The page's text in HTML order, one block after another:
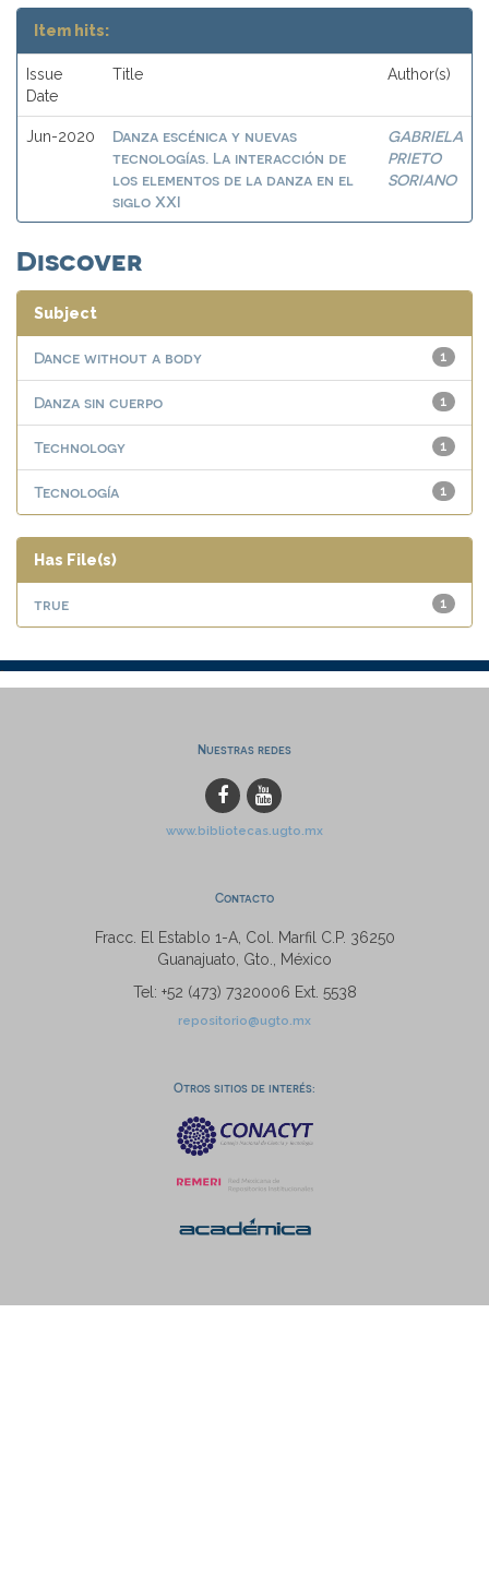
Item hits:
Issue
Date
Title Author(s)
Jun-2020
Danza escénica y nuevas
tecnologías. La interacción de
los elementos de la danza en el
siglo XXI
GABRIELA
PRIETO
SORIANO
Discover
Subject
1
Dance without a body
1
Danza sin cuerpo
1
Technology
1
Tecnología
Has File(s)
1
true
Nuestras redes
www.bibliotecas.ugto.mx
Contacto
Fracc. El Establo 1-A, Col. Marfil C.P. 36250
Guanajuato, Gto., México
Tel: +52 (473) 7320006 Ext. 5538
repositorio@ugto.mx
Otros sitios de interés: